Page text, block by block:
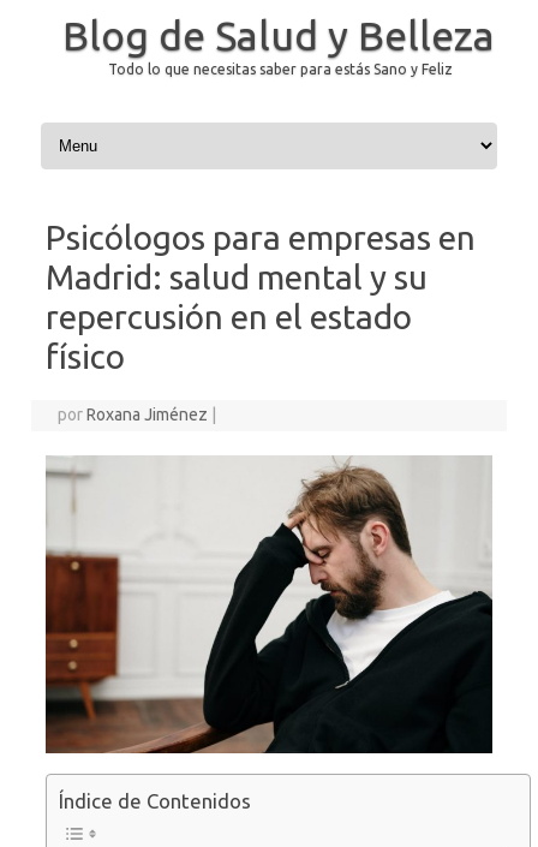
Blog de Salud y Belleza
Todo lo que necesitas saber para estás Sano y Feliz
Saltar al contenido
Psicólogos para empresas en
Madrid: salud mental y su
repercusión en el estado
físico
porRoxana Jiménez
Índice de Contenidos